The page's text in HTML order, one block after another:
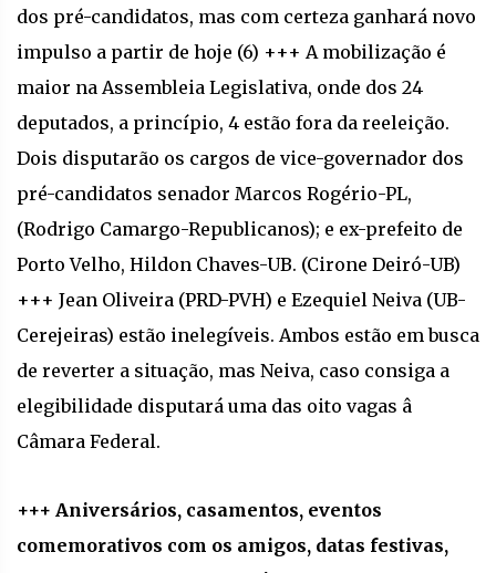
dos pré-candidatos, mas com certeza ganhará novo
impulso a partir de hoje (6) +++ A mobilização é
maior na Assembleia Legislativa, onde dos 24
deputados, a princípio, 4 estão fora da reeleição.
Dois disputarão os cargos de vice-governador dos
pré-candidatos senador Marcos Rogério-PL,
(Rodrigo Camargo-Republicanos); e ex-prefeito de
Porto Velho, Hildon Chaves-UB. (Cirone Deiró-UB)
+++ Jean Oliveira (PRD-PVH) e Ezequiel Neiva (UB-
Cerejeiras) estão inelegíveis. Ambos estão em busca
de reverter a situação, mas Neiva, caso consiga a
elegibilidade disputará uma das oito vagas â
Câmara Federal.
+++ Aniversários, casamentos, eventos
comemorativos com os amigos, datas festivas,